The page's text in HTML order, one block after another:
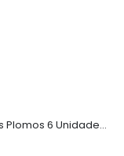
Juego de Yases Metálicos Plomos 6 Unidades + Pelota de Goma (En Bolsita Lista para Regalar)